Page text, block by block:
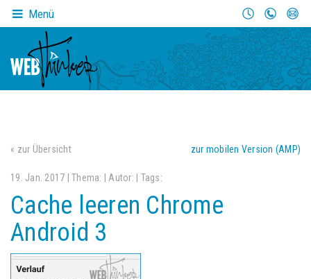
Menü
« zur Übersicht zur mobilen Version (AMP)
19. Jan. 2017 | Thema: | Autor: | Tags:
Cache leeren Chrome
Android 3